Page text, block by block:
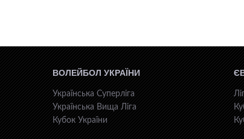
ВОЛЕЙБОЛ УКРАЇНИ
Українська Суперліга
Українська Вища Ліга
Кубок України